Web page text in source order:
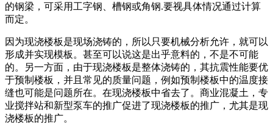
的钢梁，可采用工字钢、槽钢或角钢.要视具体情况通过计算
而定。
因为现浇楼板是现场浇铸的，所以只要机械分析允许，就可以
形成并实现模板。甚至可以说这是出乎意料的，不是不可能
的。另一方面，由于现浇楼板是整体浇铸的，其抗震性能要优
于预制楼板，并且常见的质量问题，例如预制楼板中的温度接
缝也可能是问题所在。在现浇楼板中省去了。商业混凝土，专
业搅拌站和新型泵车的推广促进了现浇楼板的推广，尤其是现
浇楼板的推广。